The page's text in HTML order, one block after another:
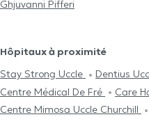
Ghjuvanni Pifferi
Hôpitaux à proximité
Stay Strong Uccle
Dentius
Centre Médical De Fré
Care
Centre Mimosa Uccle Churchill